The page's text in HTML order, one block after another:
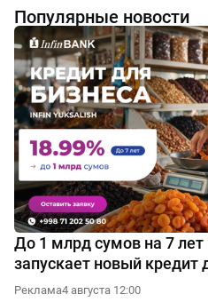
Популярные новости
До 1 млрд сумов на 7 лет
запускает новый кредит
Реклама4 августа 12:00